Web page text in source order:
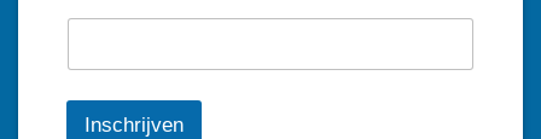
Inschrijven